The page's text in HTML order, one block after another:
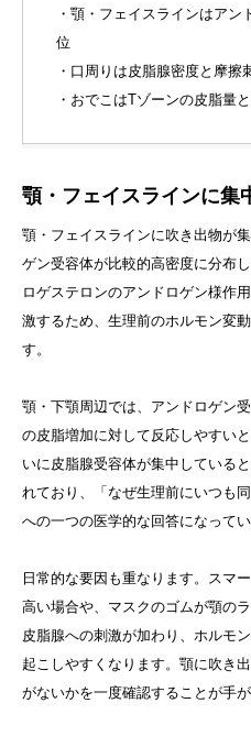
・顎・フェイスラインはア
位
・口周りは皮脂腺密度と摩擦
・おでこはTゾーンの皮脂量
顎・フェイスラインに集
顎・フェイスラインに吹き出物が
ゲン受容体が比較的高密度に分布
ロゲステロンのアンドロゲン様作
激するため、生理前のホルモン変
す。
顎・下顎周辺では、アンドロゲン
の皮脂増加に対して反応しやすい
いに皮脂腺受容体が集中している
れており、「なぜ生理前にいつも
への一つの医学的な回答になってい
日常的な要因も重なります。スマ
高い場合や、マスクのゴムが顎の
皮脂腺への刺激が加わり、ホルモ
起こしやすくなります。顎に吹き
がないかを一度確認することが手が